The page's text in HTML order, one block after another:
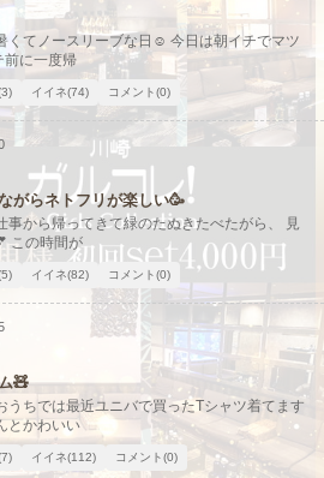
くてノースリーブな日☺️ 今日は朝イチでマツ
前に一度帰
イイネ(74) コメント(0)
がらネトフリが楽しい🥳
事から帰ってきて緑のたぬきたべたがら、 見
この時間が
イイネ(82) コメント(0)
🧸
うちでは最近ユニバで買ったTシャツ着てます
とかわいい
イイネ(112) コメント(0)